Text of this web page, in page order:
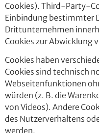
Cookies). Third-Party-
Einbindung bestimmter
Drittunternehmen
Cookies zur Abwicklung
Cookies haben
Cookies sind technisch
Webseitenfunktionen
würden (z. B. die
von Videos). Andere
des Nutzerverhaltens
werden.